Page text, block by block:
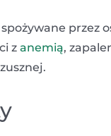
przez
z anemią,